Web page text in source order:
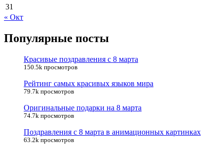
31
« Окт
Популярные посты
Красивые поздравления с 8 марта
150.5k просмотров
Рейтинг самых красивых языков мира
79.7k просмотров
Оригинальные подарки на 8 марта
74.7k просмотров
Поздравления с 8 марта в анимационных картинках
63.2k просмотров